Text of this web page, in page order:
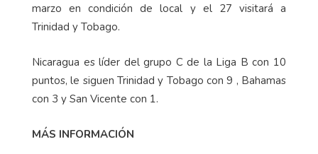
marzo en condición de local y el 27 visitará a
Trinidad y Tobago.
Nicaragua es líder del grupo C de la Liga B con 10
puntos, le siguen Trinidad y Tobago con 9 , Bahamas
con 3 y San Vicente con 1.
MÁS INFORMACIÓN